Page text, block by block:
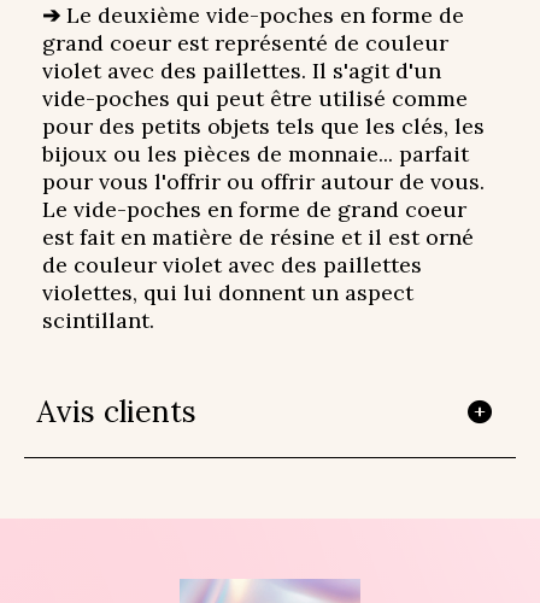
➔ Le deuxième vide-poches en forme de
grand coeur est représenté de couleur
violet avec des paillettes. Il s'agit d'un
vide-poches qui peut être utilisé comme
pour des petits objets tels que les clés, les
bijoux ou les pièces de monnaie... parfait
pour vous l'offrir ou offrir autour de vous.
Le vide-poches en forme de grand coeur
est fait en matière de résine et il est orné
de couleur violet avec des paillettes
violettes, qui lui donnent un aspect
scintillant.
Avis clients